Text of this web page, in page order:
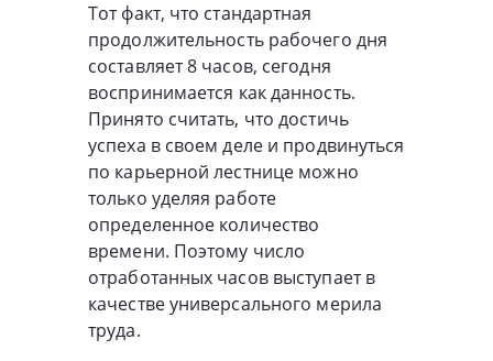
Тот факт, что стандартная
продолжительность рабочего дня
составляет 8 часов, сегодня
воспринимается как данность.
Принято считать, что достичь
успеха в своем деле и продвинуться
по карьерной лестнице можно
только уделяя работе
определенное количество
времени. Поэтому число
отработанных часов выступает в
качестве универсального мерила
труда.